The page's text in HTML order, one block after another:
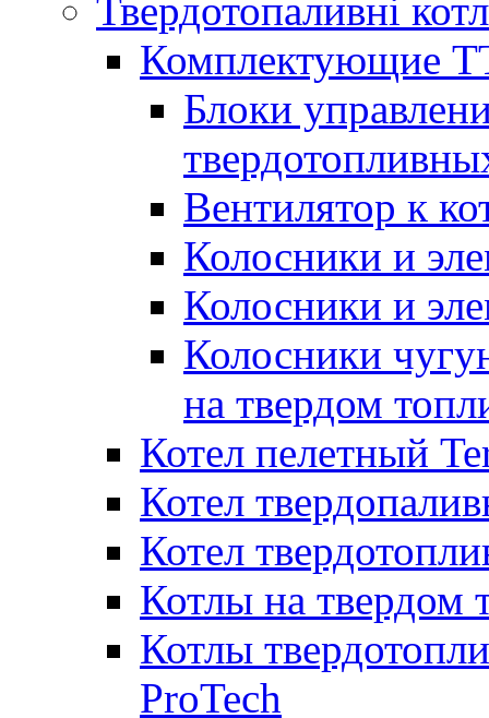
Твердотопаливні
Комплектующие
Блоки
Вентилятор к
Колосники и
Колосники и
Колосники
на твердом
Котел пелетный
Котел
Котел
Котлы на твердом
Котлы
ProTech